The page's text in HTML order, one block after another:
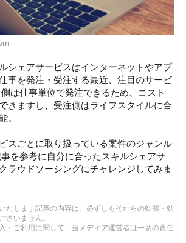
シェアサービスはインターネットやアプ
事を発注・受注する最近、注目のサービ
は仕事単位で発注できるため、コスト
きますし、受注側はライフスタイルに合
。
スごとに取り扱っている案件のジャンル
を参考に自分に合ったスキルシェアサ
ラウドソーシングにチャレンジしてみま
たします記事の内容は、必ずしもそれらの効能・効
ざいません。
・ご利用に関して、当メディア運営者は一切の責任